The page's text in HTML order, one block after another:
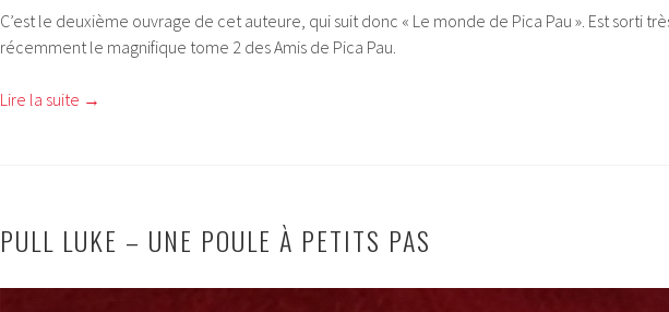
C’est le deuxième ouvrage de cet auteure, qui suit donc « Le monde de Pica Pau ». Est sorti
récemment le magnifique tome 2 des Amis de Pica Pau.
Lire la suite →
PULL LUKE – UNE POULE À PETITS PAS